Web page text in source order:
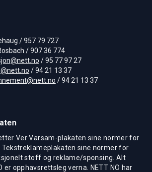
/ 957 79 727
/ 907 36 774
/ 95 77 97 27
/ 94 21 13 37
/ 94 21 13 37
Ver Varsam-plakaten sine normer for
Tekstreklameplakaten sine normer for
stoff og reklame/sponsing. Alt
er opphavsrettsleg verna. NETT NO har